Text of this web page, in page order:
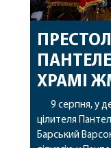
ХРАМІ
9 серпня, у
цілителя
Барський